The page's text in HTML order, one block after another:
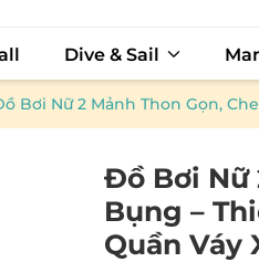
Dive & Sail
Bơi Nữ 2 Mảnh Thon Gọn,
Đồ Bơi Nữ
Bụng –
Quần Váy